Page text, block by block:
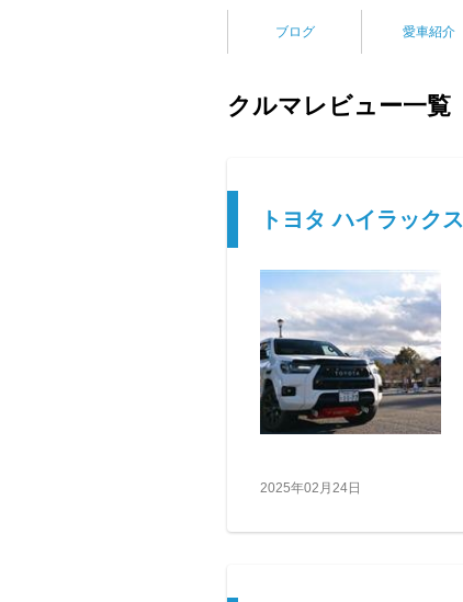
ブログ 愛車紹介
クルマレビュー一覧
トヨタ ハイラックス
2025年02月24日